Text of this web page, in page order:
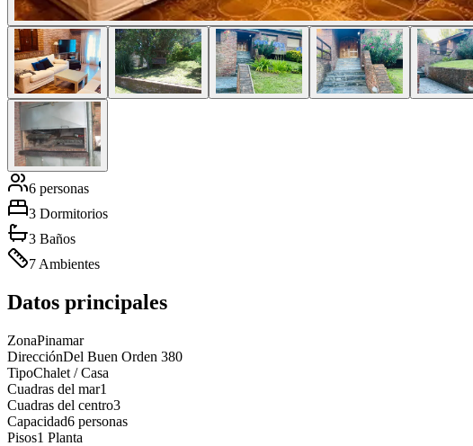
6 personas
3 Dormitorios
3 Baños
7 Ambientes
Datos principales
ZonaPinamar
DirecciónDel Buen Orden 380
TipoChalet / Casa
Cuadras del mar1
Cuadras del centro3
Capacidad6 personas
Pisos1 Planta